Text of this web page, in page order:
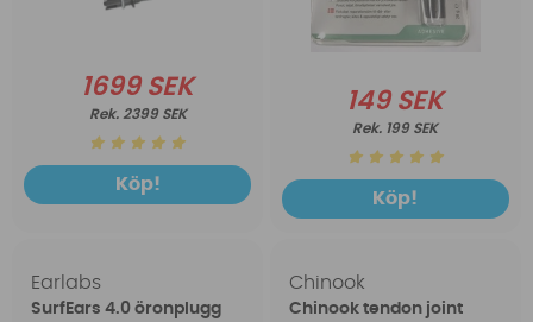
1699 SEK
2399 SEK
Köp!
149 SEK
199 SEK
Köp!
Earlabs
SurfEars 4.0 öronplugg
Chinook
Chinook tendon joint